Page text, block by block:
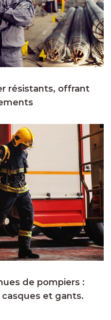
résistants, offrant
de pompiers :
et gants.